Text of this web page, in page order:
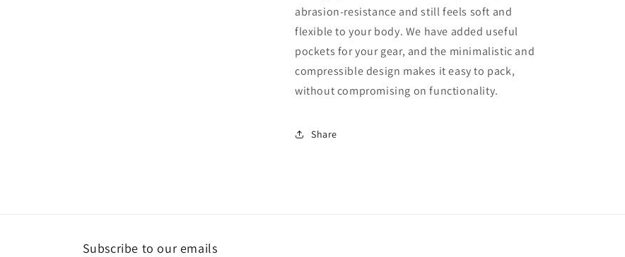
abrasion-resistance and still feels soft and
flexible to your body. We have added useful
pockets for your gear, and the minimalistic and
compressible design makes it easy to pack,
without compromising on functionality.
Share
Subscribe to our emails